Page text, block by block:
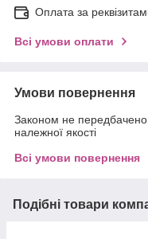
Оплата за
Всі умови оплати
Умови повернення
Законом не
належної якості
Всі умови повернення
Подібні товари